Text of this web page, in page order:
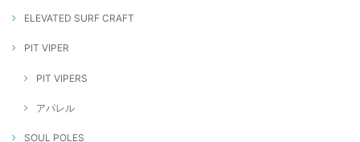
ELEVATED SURF CRAFT
PIT VIPER
PIT VIPERS
アパレル
SOUL POLES